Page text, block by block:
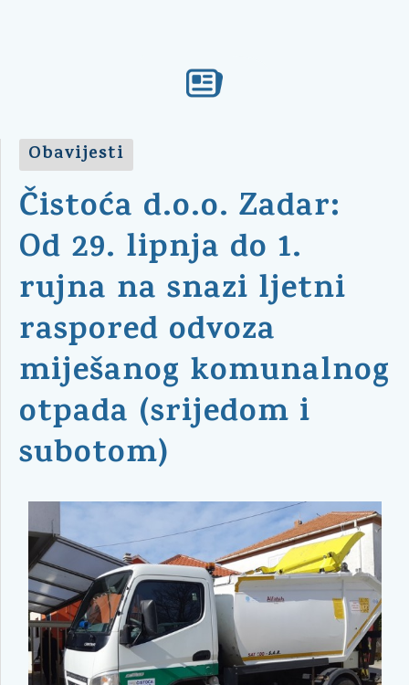
Obavijesti
Čistoća d.o.o. Zadar:
Od 29. lipnja do 1.
rujna na snazi ljetni
raspored odvoza
miješanog komunalnog
otpada (srijedom i
subotom)